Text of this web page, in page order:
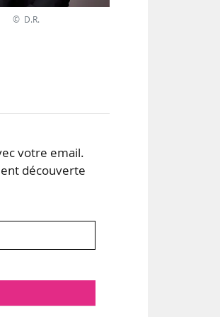
© D.R.
votre email.
découverte